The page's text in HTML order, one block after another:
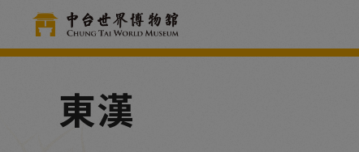
東漢
Cookie管理面板